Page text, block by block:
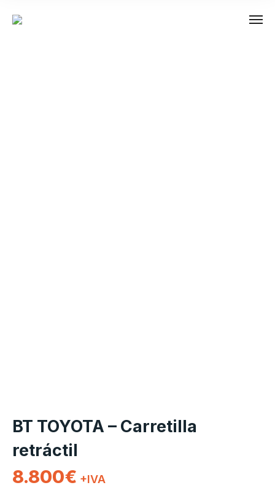
BT TOYOTA – Carretilla
retráctil
8.800€ +IVA